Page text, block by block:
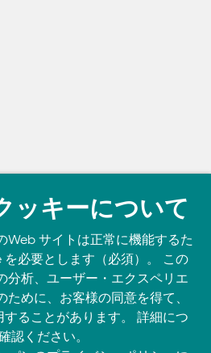
2.4 DeepSeq
モジュールでは、 Control.Deep
価する戦略
の可視化
遅延ストリームの並列化
Parモナド
路
制限
ン並列の制限
learn anywhere, anytime on your
ッキーについて
Web サイトは正常に機能するた
必要とします（必須）。 この
分析、ユーザー・エクスペリエ
めに、お客様の同意を得て、
ることがあります。 詳細につ
認ください。